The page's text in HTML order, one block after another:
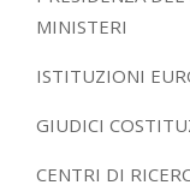
MINISTERI
ISTITUZIONI
GIUDICI
CENTRI DI